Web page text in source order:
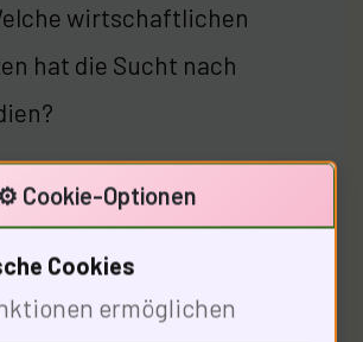
wirtschaftlichen
hat die Sucht nach
der Sucht nach
⚙️ Cookie-Optionen
Cookies
ermöglichen